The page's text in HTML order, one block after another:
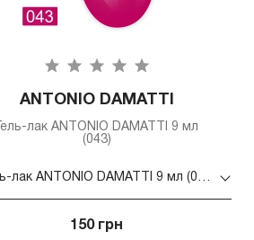
ANTONIO DAMATTI
Гель-лак ANTONIO DAMATTI 9 мл
(043)
Гель-лак ANTONIO DAMATTI 9 мл (043)
150 грн